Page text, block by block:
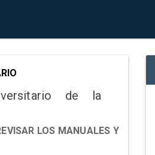
de la
LOS MANUALES Y